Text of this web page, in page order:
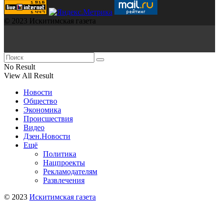
© 2023 Искитимская газета
No Result
View All Result
Новости
Общество
Экономика
Происшествия
Видео
Дзен.Новости
Ещё
Политика
Нацпроекты
Рекламодателям
Развлечения
© 2023 Искитимская газета